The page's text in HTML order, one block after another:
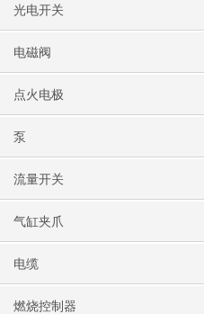
光电开关
电磁阀
点火电极
泵
流量开关
气缸夹爪
电缆
燃烧控制器